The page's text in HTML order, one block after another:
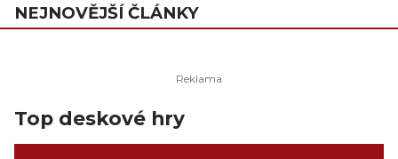
NEJNOVĚJŠÍ ČLÁNKY
Top deskové hry